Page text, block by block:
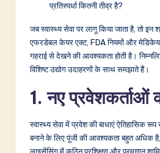
a
ti
o
प्रतिस्पर्धा कितनी तीव्र है?
जब स्वास्थ्य सेवा पर लागू किया जाता है, तो इन
एफरडेबल केयर एक्ट, FDA नियमों और
गहराई से देखने की आवश्यकता होती है।
विशिष्ट उद्योग उदाहरणों के साथ समझाते हैं।
1. नए प्रवेशकर्ताओं
स्वास्थ्य सेवा में प्रवेश की बाधाएं ऐतिहासिक
बनाने के लिए पूंजी की आवश्यकता बहुत अधिक है,